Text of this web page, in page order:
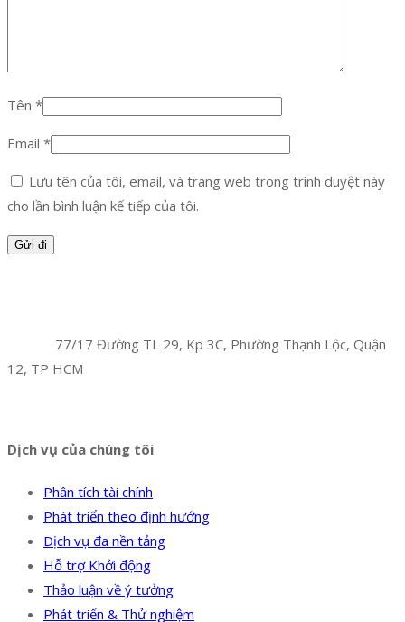
Tên *
Email *
Lưu tên của tôi, email, và trang web trong trình duyệt này
cho lần bình luận kế tiếp của tôi.
77/17 Đường TL 29, Kp 3C, Phường Thạnh Lộc, Quận
12, TP HCM
Dịch vụ của chúng tôi
Phân tích tài chính
Phát triển theo định hướng
Dịch vụ đa nền tảng
Hỗ trợ Khởi động
Thảo luận về ý tưởng
Phát triển & Thử nghiệm